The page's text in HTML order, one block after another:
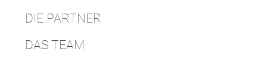
DIE PARTNER
DAS TEAM